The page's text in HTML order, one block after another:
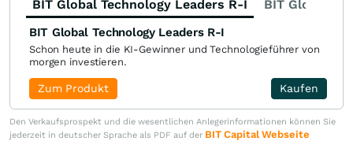
BIT Global Technology Leaders R-I BIT Global
BIT Global Technology Leaders R-I
Schon heute in die KI-Gewinner und Technologieführer von
morgen investieren.
Kaufen
Zum Produkt
Den Verkaufsprospekt und die wesentlichen Anlegerinformationen können Sie
jederzeit in deutscher Sprache als PDF auf der BIT Capital Webseite